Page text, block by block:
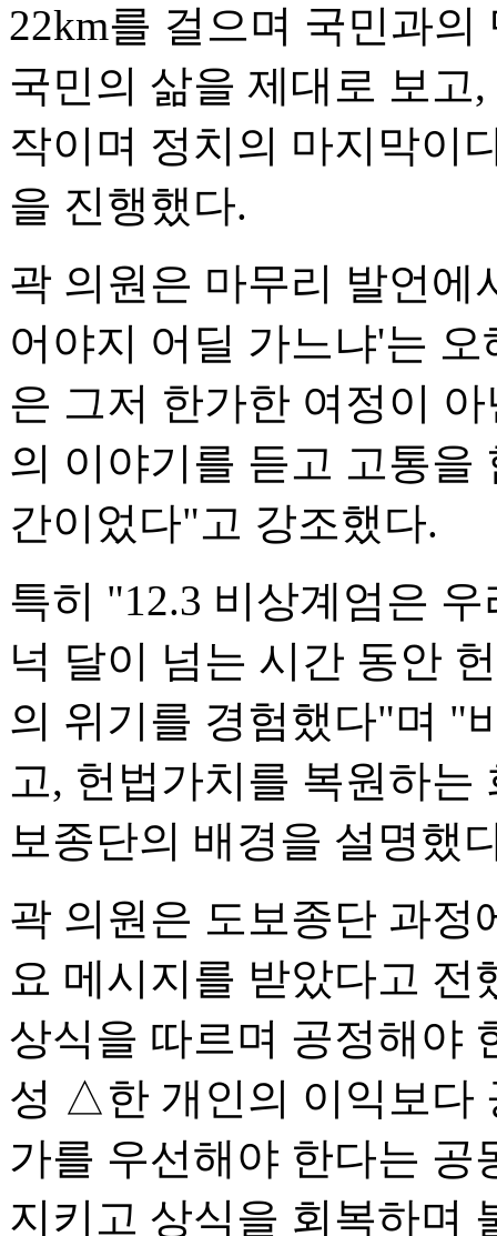
22km를 걸으며 국민과
국민의 삶을 제대로 보고
작이며 정치의 마지막이
을 진행했다.
곽 의원은 마무리 발언에
어야지 어딜 가느냐'는
은 그저 한가한 여정이
의 이야기를 듣고 고통을
간이었다"고 강조했다.
특히 "12.3 비상계엄은
넉 달이 넘는 시간 동안
의 위기를 경험했다"며 "
고, 헌법가치를 복원하
보종단의 배경을 설명했
곽 의원은 도보종단 과정
요 메시지를 받았다고
상식을 따르며 공정해야
성 △한 개인의 이익보다
가를 우선해야 한다는
지키고 상식을 회복하며